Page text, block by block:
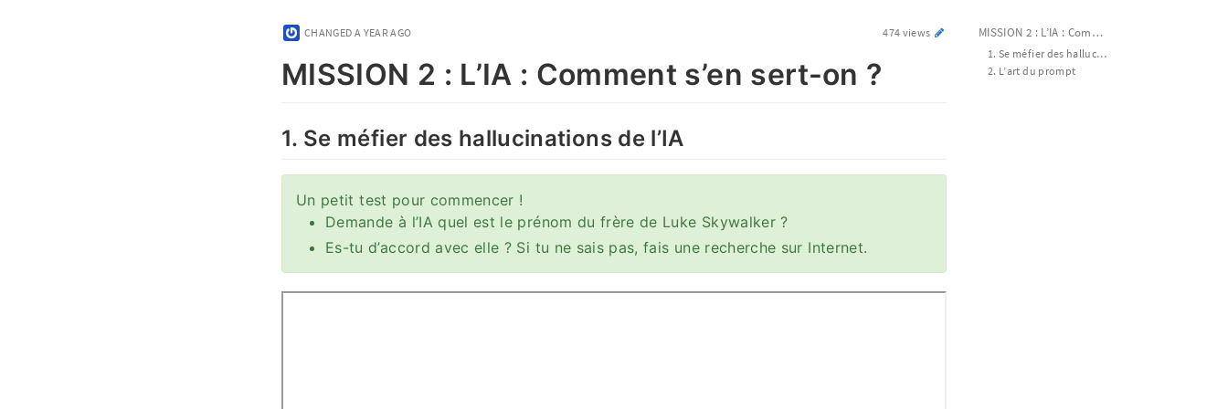
CHANGED A YEAR AGO 474 views
MISSION 2 : L’IA : Comment s’en sert-on ?
1. Se méfier des hallucinations de l’IA
Un petit test pour commencer !
Demande à l’IA quel est le prénom du frère de Luke Skywalker ?
Es-tu d’accord avec elle ? Si tu ne sais pas, fais une recherche sur Internet.
MISSION 2 : L’IA : Comment s’en sert-on ?
1. Se méfier des hallucinations de l’IA
2. L’art du prompt